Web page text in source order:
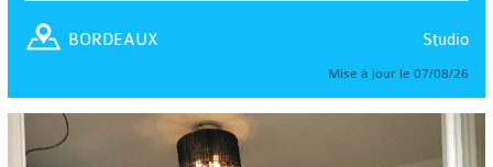
Studio
BORDEAUX
Mise à jour le 07/08/26